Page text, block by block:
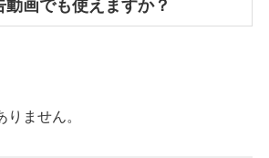
画でも使えますか？
ません。